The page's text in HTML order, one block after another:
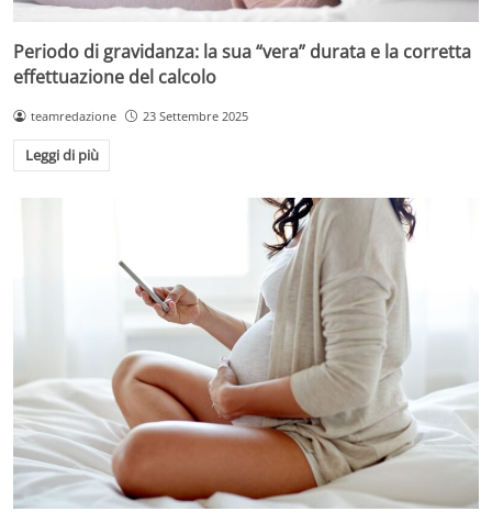
Periodo di gravidanza: la sua “vera” durata e la corretta
effettuazione del calcolo
teamredazione 23 Settembre 2025
Leggi di più